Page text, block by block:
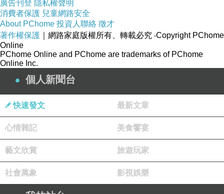
廣告刊登 隱私權聲明
消費者保護 兒童網路安全
About PChome 投資人聯絡 徵才
著作權保護 ｜網路家庭版權所有、轉載必究 ‧Copyright PChome
Online
PChome Online and PChome are trademarks of PChome
Online Inc.
個人新聞台
快速發文 最新文章
心情雜記 美食饗宴
藝文欣賞 旅遊玩家
社會萬象 影視娛樂